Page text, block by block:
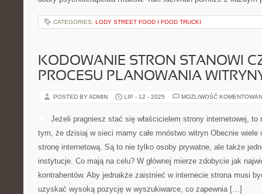
CATEGORIES: LODY STREET FOOD I FOOD TRUCKI
KODOWANIE STRON STANOWI
PROCESU PLANOWANIA
POSTED BY ADMIN LIP - 12 - 2025 MOŻLIWOŚĆ
Jeżeli pragniesz stać się właścicielem strony internetowej,
tym, że dzisiaj w sieci mamy całe mnóstwo witryn Obecnie wiele
stronę internetową. Są to nie tylko osoby prywatne, ale także
instytucje. Co mają na celu? W głównej mierze zdobycie jak
kontrahentów. Aby jednakże zaistnieć w internecie strona musi
uzyskać wysoką pozycję w wyszukiwarce, co zapewnia […]